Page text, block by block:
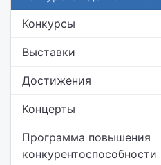
Конкурсы
Выставки
Достижения
Концерты
Программа повышения
конкурентоспособности